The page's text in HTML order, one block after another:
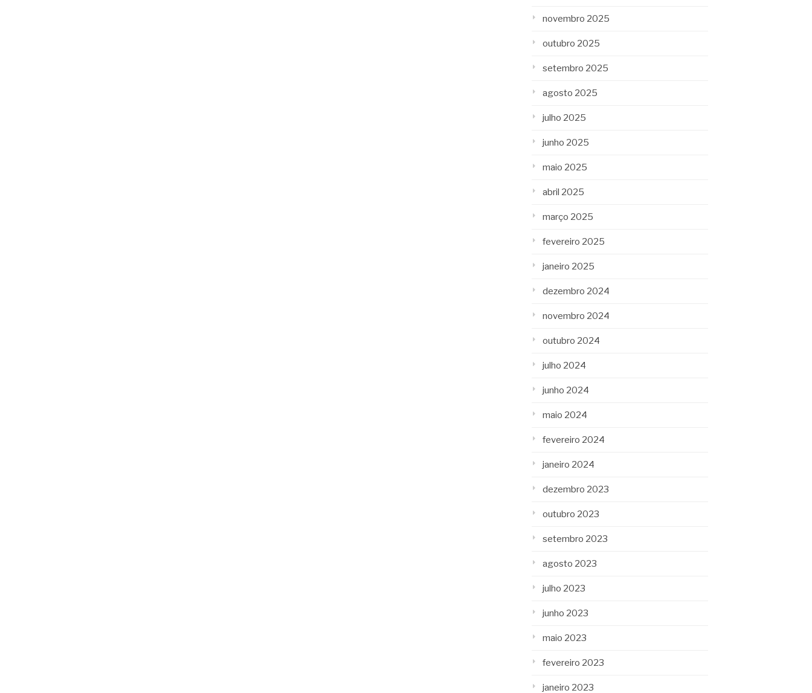
novembro 2025
outubro 2025
setembro 2025
agosto 2025
julho 2025
junho 2025
maio 2025
abril 2025
março 2025
fevereiro 2025
janeiro 2025
dezembro 2024
novembro 2024
outubro 2024
julho 2024
junho 2024
maio 2024
fevereiro 2024
janeiro 2024
dezembro 2023
outubro 2023
setembro 2023
agosto 2023
julho 2023
junho 2023
maio 2023
fevereiro 2023
janeiro 2023